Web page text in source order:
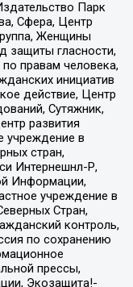
Парк
Сфера, Центр
Женщины
защиты гласности,
правам человека,
инициатив
действие, Центр
Сутяжник,
развития
учреждение в
стран,
Интернешнл-Р,
Информации,
учреждение в
Стран,
контроль,
по сохранению
прессы,
Экозащита!-